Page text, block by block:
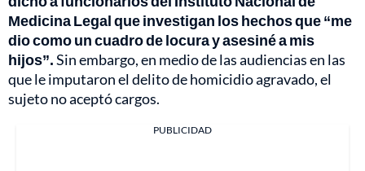
Medicina Legal que investigan los hechos que “me
dio como un cuadro de locura y asesiné a mis
hijos”.Sin embargo, en medio de las audiencias en las
que le imputaron el delito de homicidio agravado, el
sujeto no aceptó cargos.
PUBLICIDAD